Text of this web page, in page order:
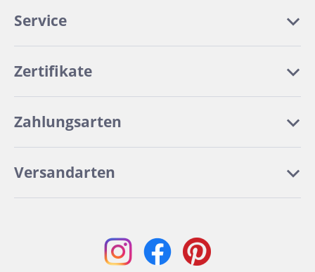
Service
Zertifikate
Zahlungsarten
Versandarten